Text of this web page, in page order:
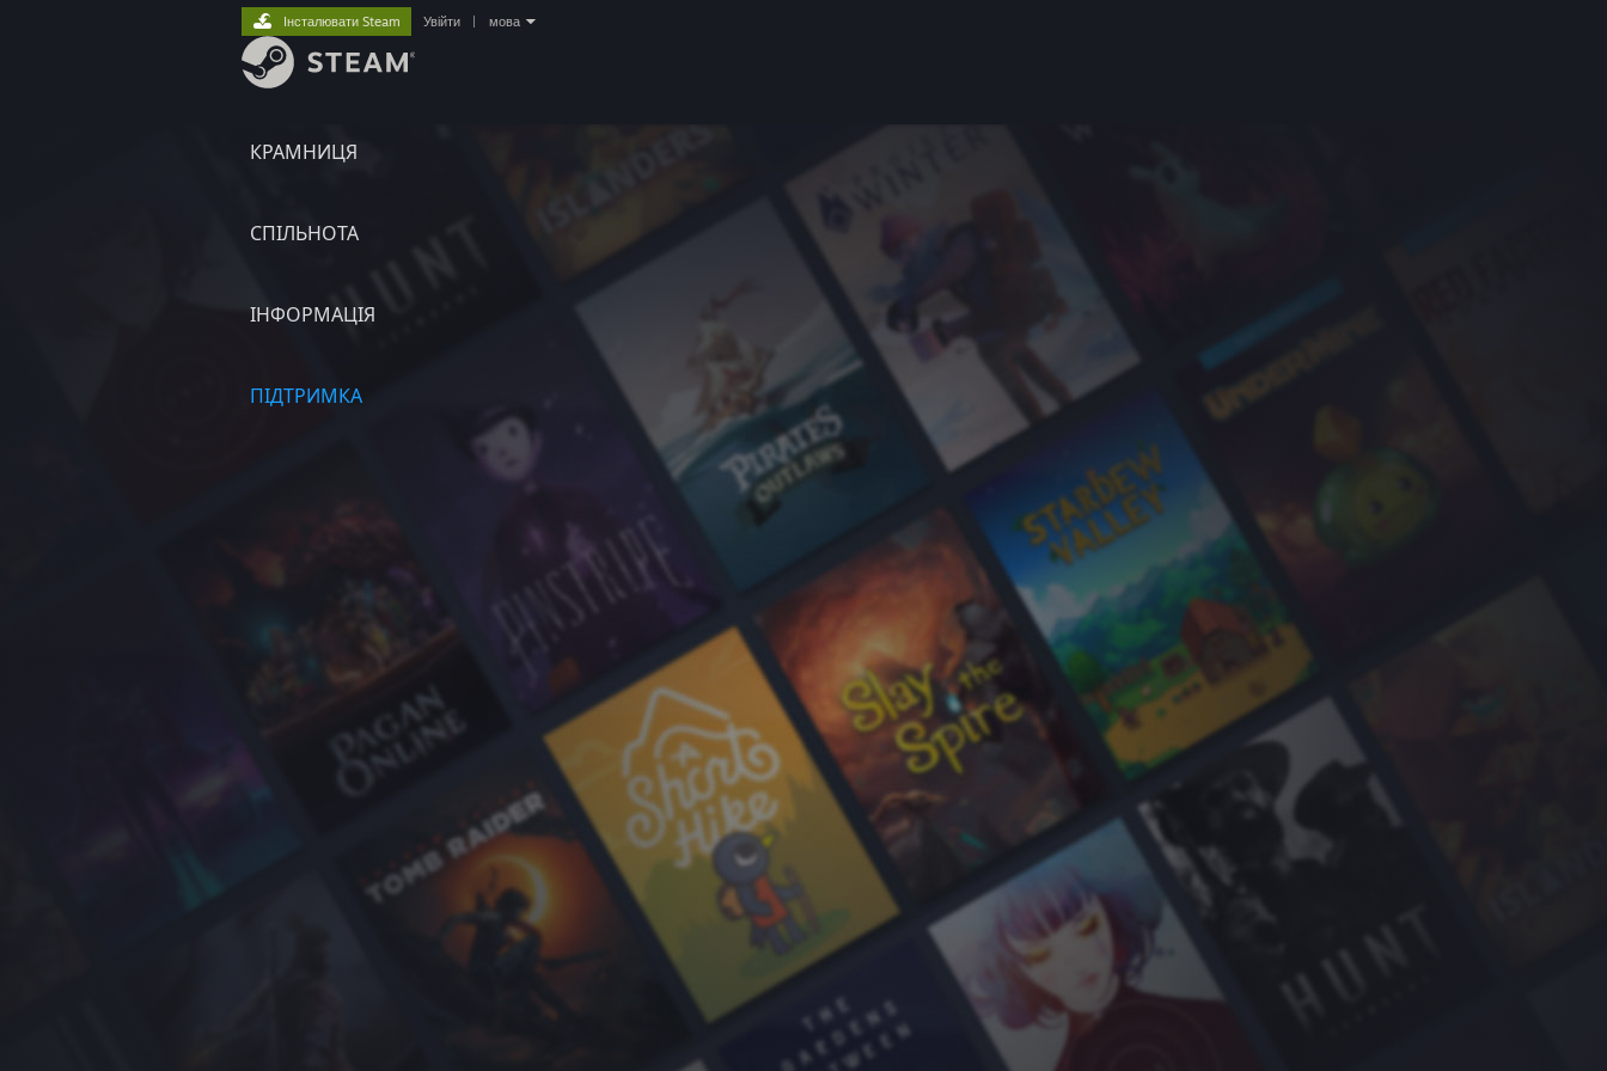
КРАМНИЦЯ
СПІЛЬНОТА
ІНФОРМАЦІЯ
ПІДТРИМКА
Інсталювати Steam Увійти мова